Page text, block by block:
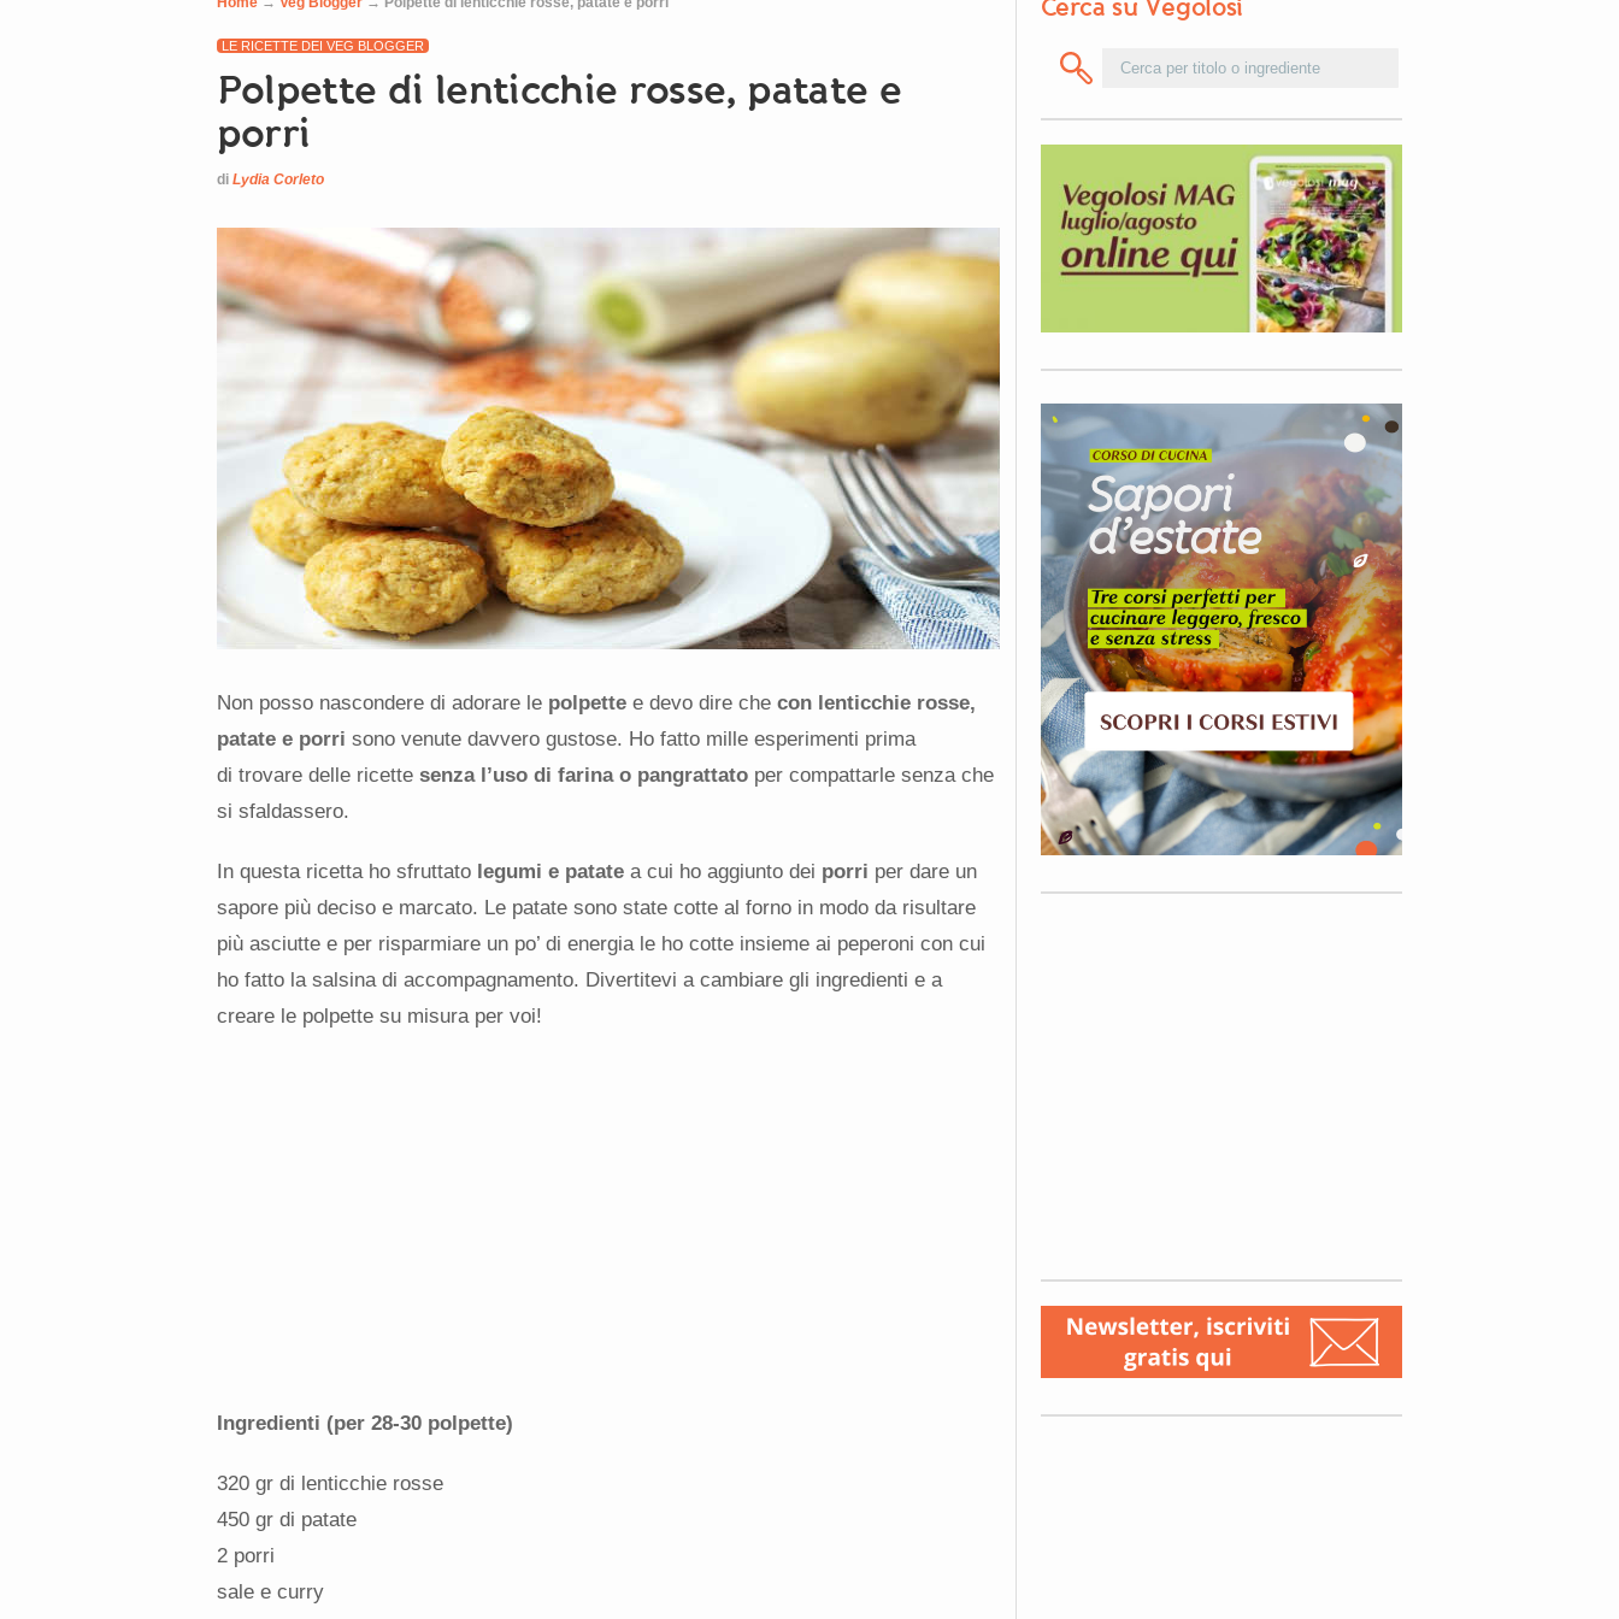
LE RICETTE DEI VEG BLOGGER
Polpette di lenticchie rosse, patate e
porri
di Lydia Corleto
Non posso nascondere di adorare le polpettee devo dire che con lenticchie rosse,
patate e porri sono venute davvero gustose. Ho fatto mille esperimenti prima
di trovare delle ricette senza l’uso di farina o pangrattatoper compattarle senza che
si sfaldassero.
In questa ricetta ho sfruttato legumi e patatea cui ho aggiunto dei porri per dare un
sapore più deciso e marcato. Le patate sono state cotte al forno in modo da risultare
più asciutte e per risparmiare un po’ di energia le ho cotte insieme ai peperoni con cui
ho fatto la salsina di accompagnamento. Divertitevi a cambiare gli ingredienti e a
creare le polpette su misura per voi!
Ingredienti (per 28-30 polpette)
320 gr di lenticchie rosse
450 gr di patate
2 porri
sale e curry
Cerca su Vegolosi